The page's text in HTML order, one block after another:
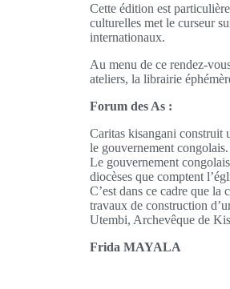
Cette édition est
culturelles met le curseur
internationaux.
Au menu de ce rendez-
ateliers, la librairie
Forum des As :
Caritas kisangani construit
le gouvernement congolais.
Le gouvernement
diocèses que comptent
C’est dans ce cadre que
travaux de construction
Utembi, Archevêque de
Frida MAYALA